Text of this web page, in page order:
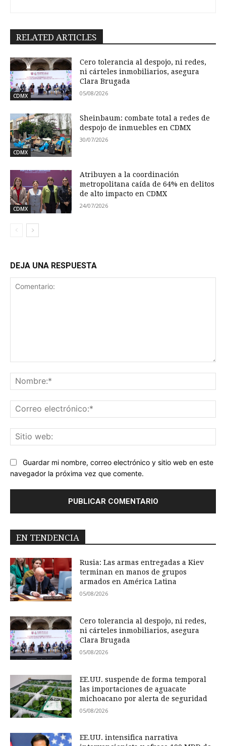
RELATED ARTICLES
CDMX
Cero tolerancia al despojo, ni redes,
ni cárteles inmobiliarios, asegura
Clara Brugada
05/08/2026
CDMX
Sheinbaum: combate total a redes de
despojo de inmuebles en CDMX
30/07/2026
CDMX
Atribuyen a la coordinación
metropolitana caída de 64% en delitos
de alto impacto en CDMX
24/07/2026
DEJA UNA RESPUESTA
Guardar mi nombre, correo electrónico y sitio web en este
navegador la próxima vez que comente.
EN TENDENCIA
Rusia: Las armas entregadas a Kiev
terminan en manos de grupos
armados en América Latina
05/08/2026
Cero tolerancia al despojo, ni redes,
ni cárteles inmobiliarios, asegura
Clara Brugada
05/08/2026
EE.UU. suspende de forma temporal
las importaciones de aguacate
michoacano por alerta de seguridad
05/08/2026
EE.UU. intensifica narrativa